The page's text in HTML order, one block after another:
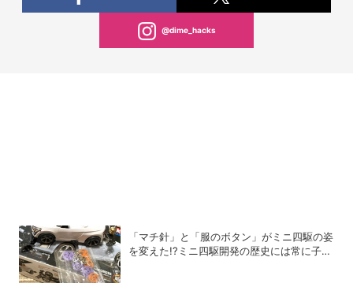
@dime_hacks
「マチ針」と「服のボタン」がミニ四駆の姿
を変えた!?ミニ四駆開発の歴史には常に子ど